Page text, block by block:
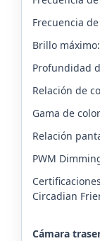
Frecuencia
Brillo
Profundidad
Relación de
Gama de
Relación
PWM
Circadian
Cámara